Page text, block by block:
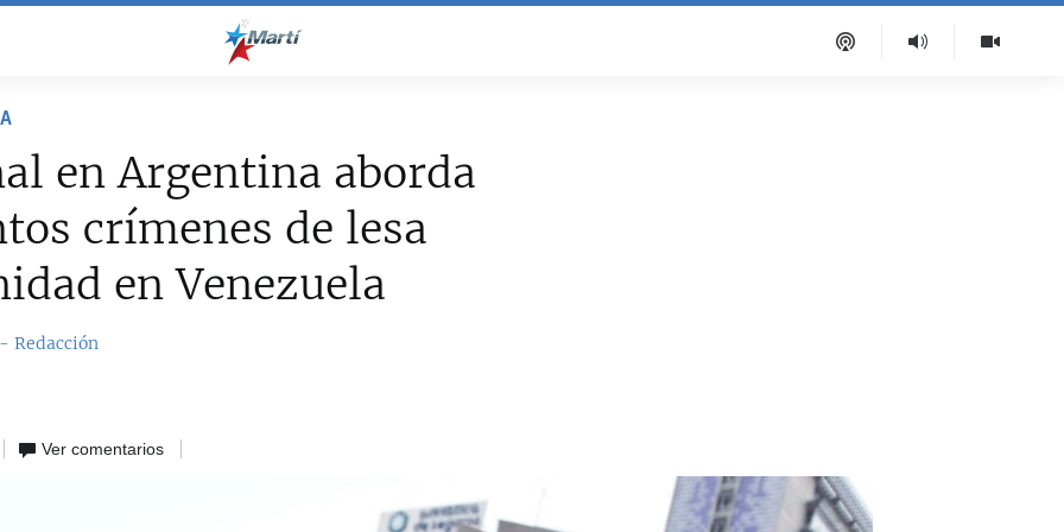
en Argentina aborda
crímenes de lesa
en Venezuela
Redacción
Ver comentarios